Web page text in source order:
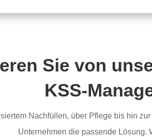
Sie von
KSS-
Nachfüllen, über Pflege bis hin
Unternehmen die passende Lösung.